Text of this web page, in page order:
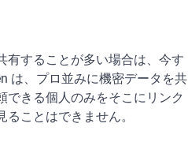
有することが多い場合は、今す
は、プロ並みに機密データを共
きる個人のみをそこにリンク
ことはできません。